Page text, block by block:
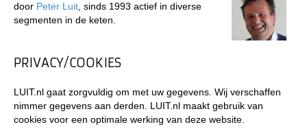
door Peter Luit , sinds 1993 actief in diverse
segmenten in de keten.
PRIVACY/COOKIES
LUIT.nl gaat zorgvuldig om met uw gegevens. Wij verschaffen
nimmer gegevens aan derden. LUIT.nl maakt gebruik van
cookies voor een optimale werking van deze website.